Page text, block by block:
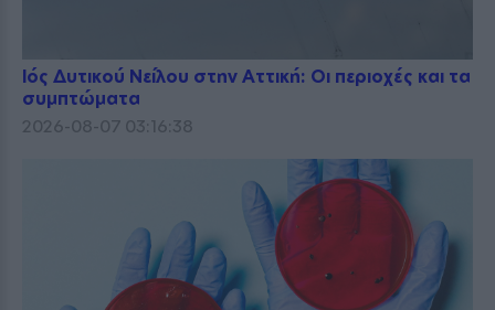
Ιός Δυτικού Νείλου στην Αττική: Οι περιοχές και τα
συμπτώματα
2026-08-07 03:16:38